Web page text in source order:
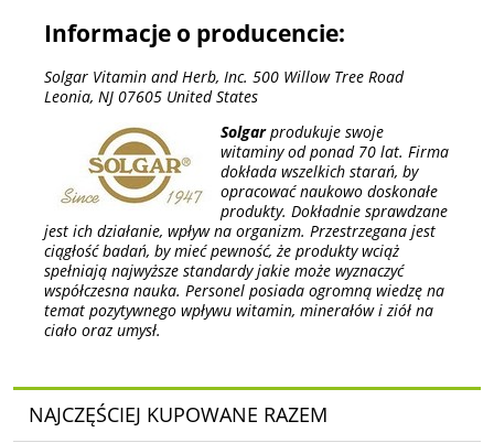
Informacje o producencie:
Solgar Vitamin and Herb, Inc. 500 Willow Tree Road
Leonia, NJ 07605 United States
Solgarprodukuje swoje
witaminy od ponad 70 lat. Firma
dokłada wszelkich starań, by
opracować naukowo doskonałe
produkty. Dokładnie sprawdzane
jest ich działanie, wpływ na organizm. Przestrzegana jest
ciągłość badań, by mieć pewność, że produkty wciąż
spełniają najwyższe standardy jakie może wyznaczyć
współczesna nauka. Personel posiada ogromną wiedzę na
temat pozytywnego wpływu witamin, minerałów i ziół na
ciało oraz umysł.
NAJCZĘŚCIEJ KUPOWANE RAZEM